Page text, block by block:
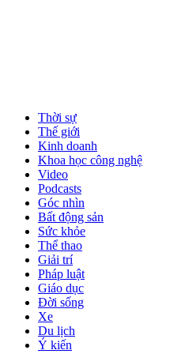
Thời sự
Thế giới
Kinh doanh
Khoa học công nghệ
Video
Podcasts
Góc nhìn
Bất động sản
Sức khỏe
Thể thao
Giải trí
Pháp luật
Giáo dục
Đời sống
Xe
Du lịch
Ý kiến